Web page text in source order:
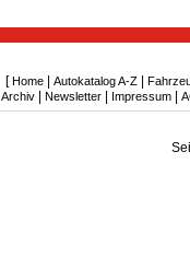
[ Home| Autokatalog A-Z|
Archiv Newsletter Impressum